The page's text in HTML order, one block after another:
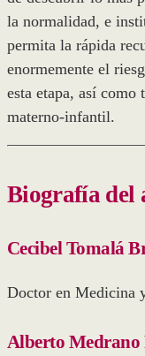
la normalidad, e
permita la rápida
enormemente el
esta etapa, así
materno-infantil.
Biografía del
Cecibel Tomalá
Doctor en Medicina
Alberto Medrano